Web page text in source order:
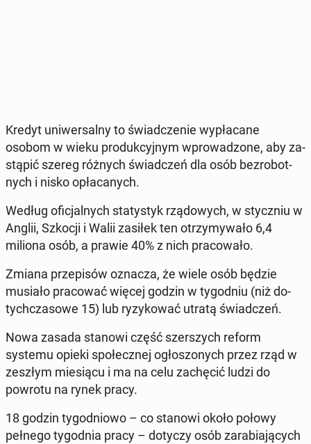
Kredyt uni­wer­sal­ny to świad­cze­nie wy­pła­ca­ne
osobom w wieku pro­duk­cyj­nym wpro­wa­dzo­ne, aby za­
stą­pić szereg różnych świad­czeń dla osób bez­ro­bot­
nych i nisko opła­ca­nych.
Według ofi­cjal­nych sta­ty­styk rzą­do­wych, w stycz­niu w
Anglii, Szkocji i Walii zasiłek ten otrzy­my­wa­ło 6,4
miliona osób, a prawie 40% z nich pra­co­wa­ło.
Zmiana prze­pi­sów oznacza, że wiele osób będzie
musiało pra­co­wać więcej godzin w ty­go­dniu (niż do­
tych­cza­so­we 15) lub ry­zy­ko­wać utratą świad­czeń.
Nowa zasada stanowi część szer­szych reform
systemu opieki spo­łecz­nej ogło­szo­nych przez rząd w
zeszłym mie­sią­cu i ma na celu za­chę­cić ludzi do
powrotu na rynek pracy.
18 godzin ty­go­dnio­wo – co stanowi około połowy
pełnego ty­go­dnia pracy – dotyczy osób za­ra­bia­ją­cych